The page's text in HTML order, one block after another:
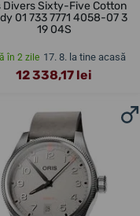
Divers Sixty-Five Cotton
01 733 7771 4058-07 3
19 04S
în 2 zile 17. 8. la tine acasă
12 338,17 lei